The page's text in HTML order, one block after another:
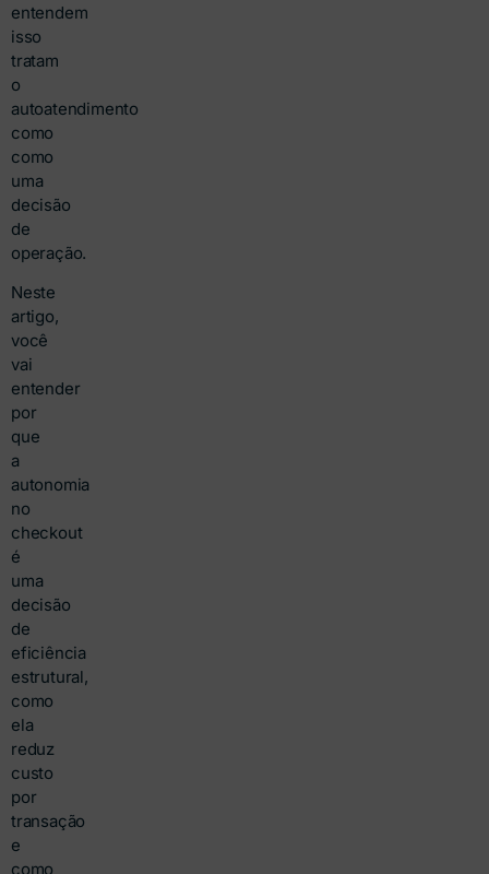
entendem
isso
tratam
o
autoatendimento
como
como
uma
decisão
de
operação.
Neste
artigo,
você
vai
entender
por
que
a
autonomia
no
checkout
é
uma
decisão
de
eficiência
estrutural,
como
ela
reduz
custo
por
transação
e
como